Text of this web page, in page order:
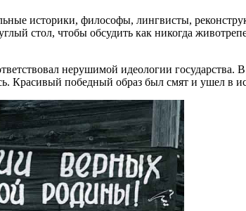
историки, философы, лингвисты,
стол, чтобы обсудить как никогда
нерушимой идеологии государства.
Красивый победный образ был смят и ушел